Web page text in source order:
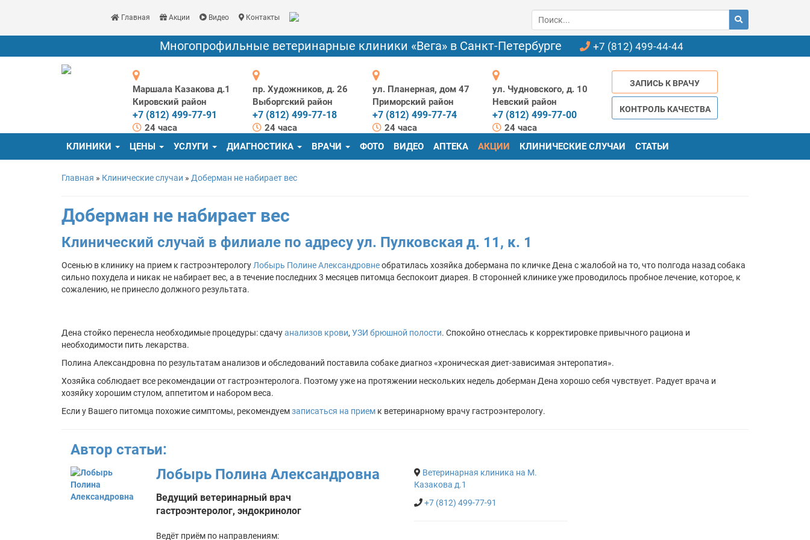
Главная Акции Видео Контакты
Многопрофильные ветеринарные клиники «Вега» в Санкт-Петербурге +7 (812) 499-44-44
Маршала Казакова д.1
Кировский район
+7 (812) 499-77-91
24 часа
пр. Художников, д. 26
Выборгский район
+7 (812) 499-77-18
24 часа
ул. Планерная, дом 47
Приморский район
+7 (812) 499-77-74
24 часа
ул. Чудновского, д. 10
Невский район
+7 (812) 499-77-00
24 часа
ЗАПИСЬ К ВРАЧУ
КОНТРОЛЬ КАЧЕСТВА
КЛИНИКИ ЦЕНЫ УСЛУГИ ДИАГНОСТИКА ВРАЧИ ФОТО ВИДЕО АПТЕКА АКЦИИ КЛИНИЧЕСКИЕ СЛУЧАИ СТАТЬИ
Главная » Клинические случаи » Доберман не набирает вес
Доберман не набирает вес
Клинический случай в филиале по адресу ул. Пулковская д. 11, к. 1
Осенью в клинику на прием к гастроэнтерологу Лобырь Полине Александровнеобратилась хозяйка добермана по кличке Дена с жалобой на то, что полгода назад собака
сильно похудела и никак не набирает вес, а в течение последних 3 месяцев питомца беспокоит диарея. В сторонней клинике уже проводилось пробное лечение, которое, к
сожалению, не принесло должного результата.
Дена стойко перенесла необходимые процедуры: сдачуанализов крови, УЗИ брюшной полости. Спокойно отнеслась к корректировке привычного рациона и
необходимости пить лекарства.
Полина Александровна по результатам анализов и обследований поставила собаке диагноз «хроническая диет-зависимая энтеропатия».
Хозяйка соблюдает все рекомендации от гастроэнтеролога. Поэтому уже на протяжении нескольких недель доберман Дена хорошо себя чувствует. Радует врача и
хозяйку хорошим стулом, аппетитом и набором веса.
Если у Вашего питомца похожие симптомы, рекомендуемзаписаться на прием к ветеринарному врачу гастроэнтерологу.
Автор статьи:
Лобырь Полина Александровна
Ведущий ветеринарный врач
гастроэнтеролог, эндокринолог
Ведёт приём по направлениям:
Ветеринарная клиника на М.
Казакова д.1
+7 (812) 499-77-91